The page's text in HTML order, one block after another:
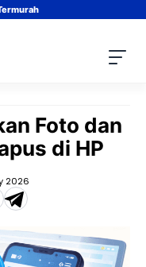
Foto dan
di HP
2026